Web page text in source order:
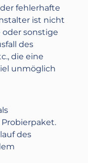
fehlerhafte
ist nicht
sonstige
des
die eine
unmöglich
.
des